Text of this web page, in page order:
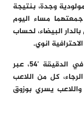
وجدة، بنتيجة
مساء اليوم
البيضاء، لحساب
انوي.
وافتتح فريق مولودية وجدة التهديف في الدقيقة ’54، عبر
كل من اللاعب
حركاس، في حدود الدقيقة ’62، واللاعب يسري بوزوق